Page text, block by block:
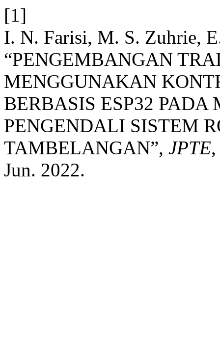
[1]
I. N. Farisi, M. S. Zuhrie,
“PENGEMBANGAN
MENGGUNAKAN
BERBASIS ESP32 PADA
PENGENDALI SISTEM
TAMBELANGAN”, JPTE
Jun. 2022.